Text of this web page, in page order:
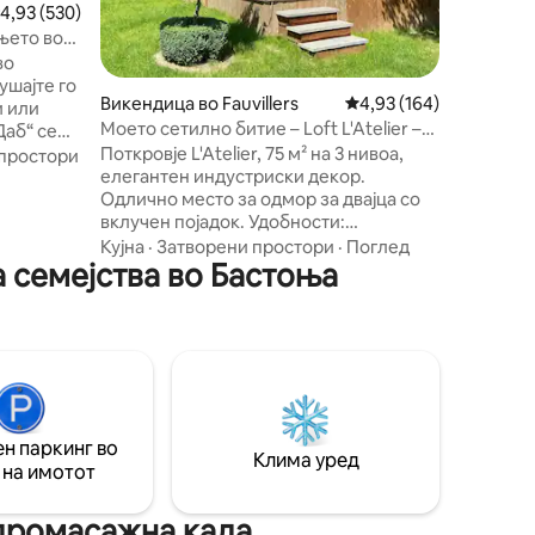
оцена: 4,93 од 5, 530 рецензии
4,93 (530)
во
го
или
се
седнете
и
Викендица во Fauvillers Просечна оцена: 4,93
4,93 (164)
Моето сетилно битие – Loft L'Atelier –
вклучен е појадок
Поткровје L'Atelier, 75 м² на 3 нивоа,
елегантен индустриски декор.
Одлично место за одмор за двајца со
вклучен појадок. Удобности:
дополнителен брачен кревет (широк
180 – 220 см), инфрацрвена сауна, бања
со када, голем италијански туш,
влезот од шумата Анлиер. Уникатно
место за да се опуштите и да уживате
во природата максимално.
Кујна · Затворени простори · Поглед
во Бастоња
паркинг во
имотот
Клима уред